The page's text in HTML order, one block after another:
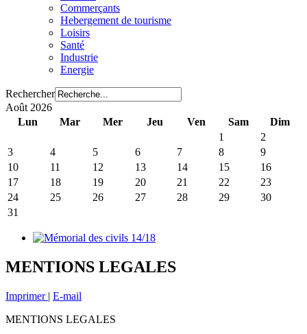
Commerçants
Hebergement de tourisme
Loisirs
Santé
Industrie
Energie
Rechercher
Août 2026
Lun
Mar Mer Jeu Ven Sam
Dim
1
2
3
4 5 6 7 8
9
10
11 12 13 14 15
16
17
18 19 20 21 22
23
24
25 26 27 28 29
30
31
MENTIONS LEGALES
Imprimer | E-mail
MENTIONS LEGALES